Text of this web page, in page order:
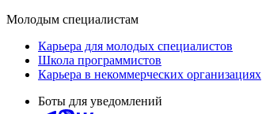
Молодым специалистам
Карьера для молодых специалистов
Школа программистов
Карьера в некоммерческих организациях
Боты для уведомлений